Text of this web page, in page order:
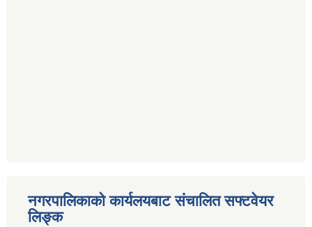
नगरपालिकाको कार्यलयबाट संचालित सफ्टवेयर
लिङ्क